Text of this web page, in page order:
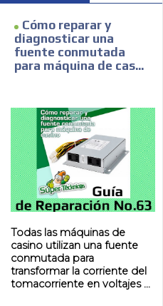
Cómo reparar y
diagnosticar una
fuente conmutada
para máquina de cas...
Todas las máquinas de
casino utilizan una fuente
conmutada para
transformar la corriente del
tomacorriente en voltajes ...